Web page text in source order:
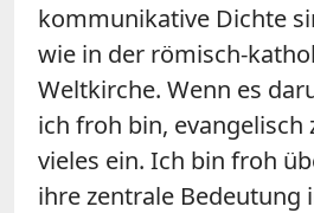
kommunikative Dichte
wie in der römisch-
Weltkirche. Wenn es
ich froh bin, evangelisch
vieles ein. Ich bin froh
ihre zentrale Bedeutung